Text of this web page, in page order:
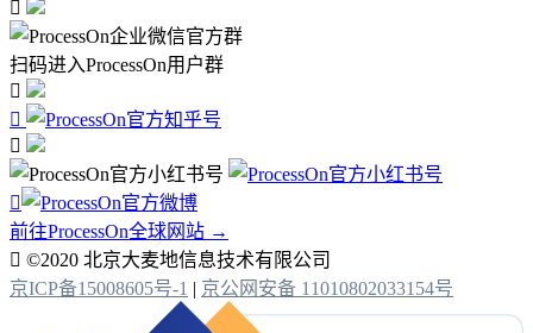

扫码进入ProcessOn用户群




前往ProcessOn全球网站 →
 ©2020 北京大麦地信息技术有限公司
京ICP备15008605号-1 | 京公网安备 11010802033154号